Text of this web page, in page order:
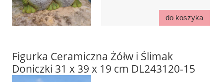
do koszyka
Figurka Ceramiczna Żółw i Ślimak
Doniczki 31 x 39 x 19 cm DL243120-15